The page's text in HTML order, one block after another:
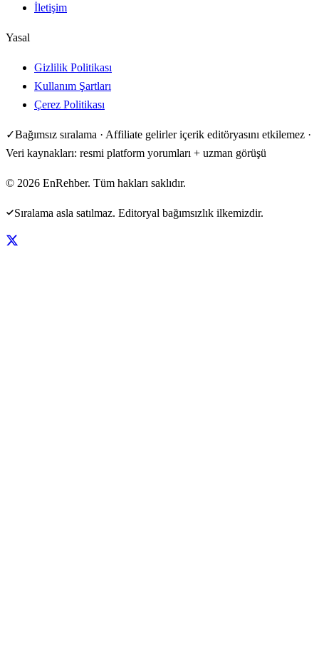
İletişim
Yasal
Gizlilik Politikası
Kullanım Şartları
Çerez Politikası
✓Bağımsız sıralama · Affiliate gelirler içerik editöryasını etkilemez ·
Veri kaynakları: resmi platform yorumları + uzman görüşü
© 2026 EnRehber. Tüm hakları saklıdır.
Sıralama asla satılmaz. Editoryal bağımsızlık ilkemizdir.